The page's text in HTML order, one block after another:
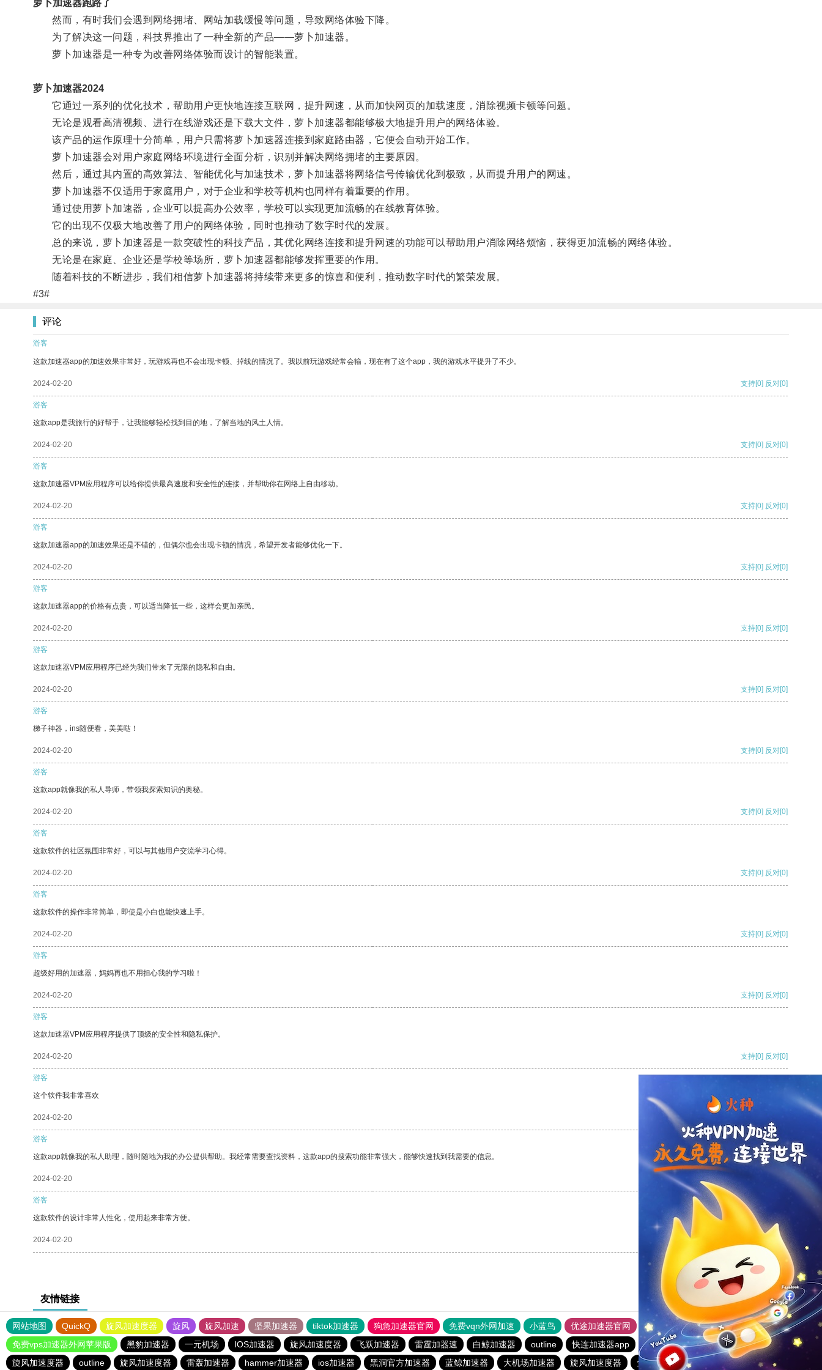
萝卜加速器跑路了
然而，有时我们会遇到网络拥堵、网站加载缓慢等问题，导致网络体验下降。
为了解决这一问题，科技界推出了一种全新的产品——萝卜加速器。
萝卜加速器是一种专为改善网络体验而设计的智能装置。
萝卜加速器2024
它通过一系列的优化技术，帮助用户更快地连接互联网，提升网速，从而加快网页的加载速度，消除视频卡顿等问题。
无论是观看高清视频、进行在线游戏还是下载大文件，萝卜加速器都能够极大地提升用户的网络体验。
该产品的运作原理十分简单，用户只需将萝卜加速器连接到家庭路由器，它便会自动开始工作。
萝卜加速器会对用户家庭网络环境进行全面分析，识别并解决网络拥堵的主要原因。
然后，通过其内置的高效算法、智能优化与加速技术，萝卜加速器将网络信号传输优化到极致，从而提升用户的网速。
萝卜加速器不仅适用于家庭用户，对于企业和学校等机构也同样有着重要的作用。
通过使用萝卜加速器，企业可以提高办公效率，学校可以实现更加流畅的在线教育体验。
它的出现不仅极大地改善了用户的网络体验，同时也推动了数字时代的发展。
总的来说，萝卜加速器是一款突破性的科技产品，其优化网络连接和提升网速的功能可以帮助用户消除网络烦恼，获得更加流畅的网络体验。
无论是在家庭、企业还是学校等场所，萝卜加速器都能够发挥重要的作用。
随着科技的不断进步，我们相信萝卜加速器将持续带来更多的惊喜和便利，推动数字时代的繁荣发展。
#3#
评论
游客
这款加速器app的加速效果非常好，玩游戏再也不会出现卡顿、掉线的情况了。我以前玩游戏经常会输，现在有了这个app，我的游戏水平提升了不少。
2024-02-20 支持[0] 反对[0]
游客
这款app是我旅行的好帮手，让我能够轻松找到目的地，了解当地的风土人情。
2024-02-20 支持[0] 反对[0]
游客
这款加速器VPM应用程序可以给你提供最高速度和安全性的连接，并帮助你在网络上自由移动。
2024-02-20 支持[0] 反对[0]
游客
这款加速器app的加速效果还是不错的，但偶尔也会出现卡顿的情况，希望开发者能够优化一下。
2024-02-20 支持[0] 反对[0]
游客
这款加速器app的价格有点贵，可以适当降低一些，这样会更加亲民。
2024-02-20 支持[0] 反对[0]
游客
这款加速器VPM应用程序已经为我们带来了无限的隐私和自由。
2024-02-20 支持[0] 反对[0]
游客
梯子神器，ins随便看，美美哒！
2024-02-20 支持[0] 反对[0]
游客
这款app就像我的私人导师，带领我探索知识的奥秘。
2024-02-20 支持[0] 反对[0]
游客
这款软件的社区氛围非常好，可以与其他用户交流学习心得。
2024-02-20 支持[0] 反对[0]
游客
这款软件的操作非常简单，即使是小白也能快速上手。
2024-02-20 支持[0] 反对[0]
游客
超级好用的加速器，妈妈再也不用担心我的学习啦！
2024-02-20 支持[0] 反对[0]
游客
这款加速器VPM应用程序提供了顶级的安全性和隐私保护。
2024-02-20 支持[0] 反对[0]
游客
这个软件我非常喜欢
2024-02-20
游客
这款app就像我的私人助理，随时随地为我的办公提供帮助。我经常需要查找资料，这款app的搜索功能非常强大，能够快速找到我需要的信息。
2024-02-20 反对
游客
这款软件的设计非常人性化，使用起来非常方便。
2024-02-20 反对[0]
友情链接
网站地图 QuickQ 旋风加速度器 旋风 旋风加速 坚果加速器 tiktok加速器 狗急加速器官网 免费vqn外网加速 小蓝鸟 优途加速器官网 风驰加速器 旋风加速器
八戒看书
免费vps加速器外网苹果版
黑豹加速器 一元机场 IOS加速器 旋风加速度器 飞跃加速器 雷霆加器速 白鲸加速器 outline 快连加速器app 黑洞vp永久加速器
1元机场
旋风加速度器
outline 旋风加速度器 雷轰加速器 hammer加速器 ios加速器 黑洞官方加速器 蓝鲸加速器 大机场加速器 旋风加速度器 免费vqn加速 快连lets加速器